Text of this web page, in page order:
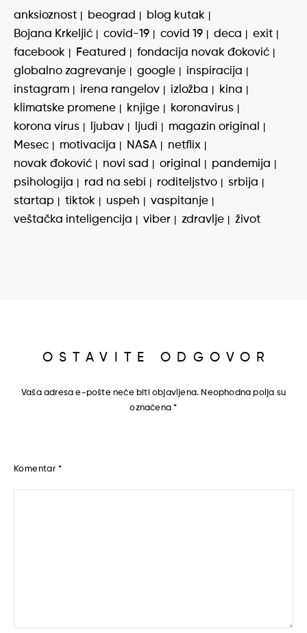
anksioznost beograd
blog kutak
Bojana Krkeljić
covid-19 covid 19 deca
exit
facebook
Featured
fondacija novak đoković
globalno zagrevanje
google
inspiracija
instagram
irena rangelov izložba
kina
klimatske promene
knjige
koronavirus
korona virus
ljubav ljudi
magazin original
Mesec
motivacija NASA
netflix
novak đoković
novi sad original
pandemija
psihologija
rad na sebi roditeljstvo
srbija
startap
tiktok uspeh
vaspitanje
veštačka inteligencija
viber zdravlje život
OSTAVITE ODGOVOR
Vaša adresa e-pošte neće biti objavljena. Neophodna polja su
označena*
Komentar *